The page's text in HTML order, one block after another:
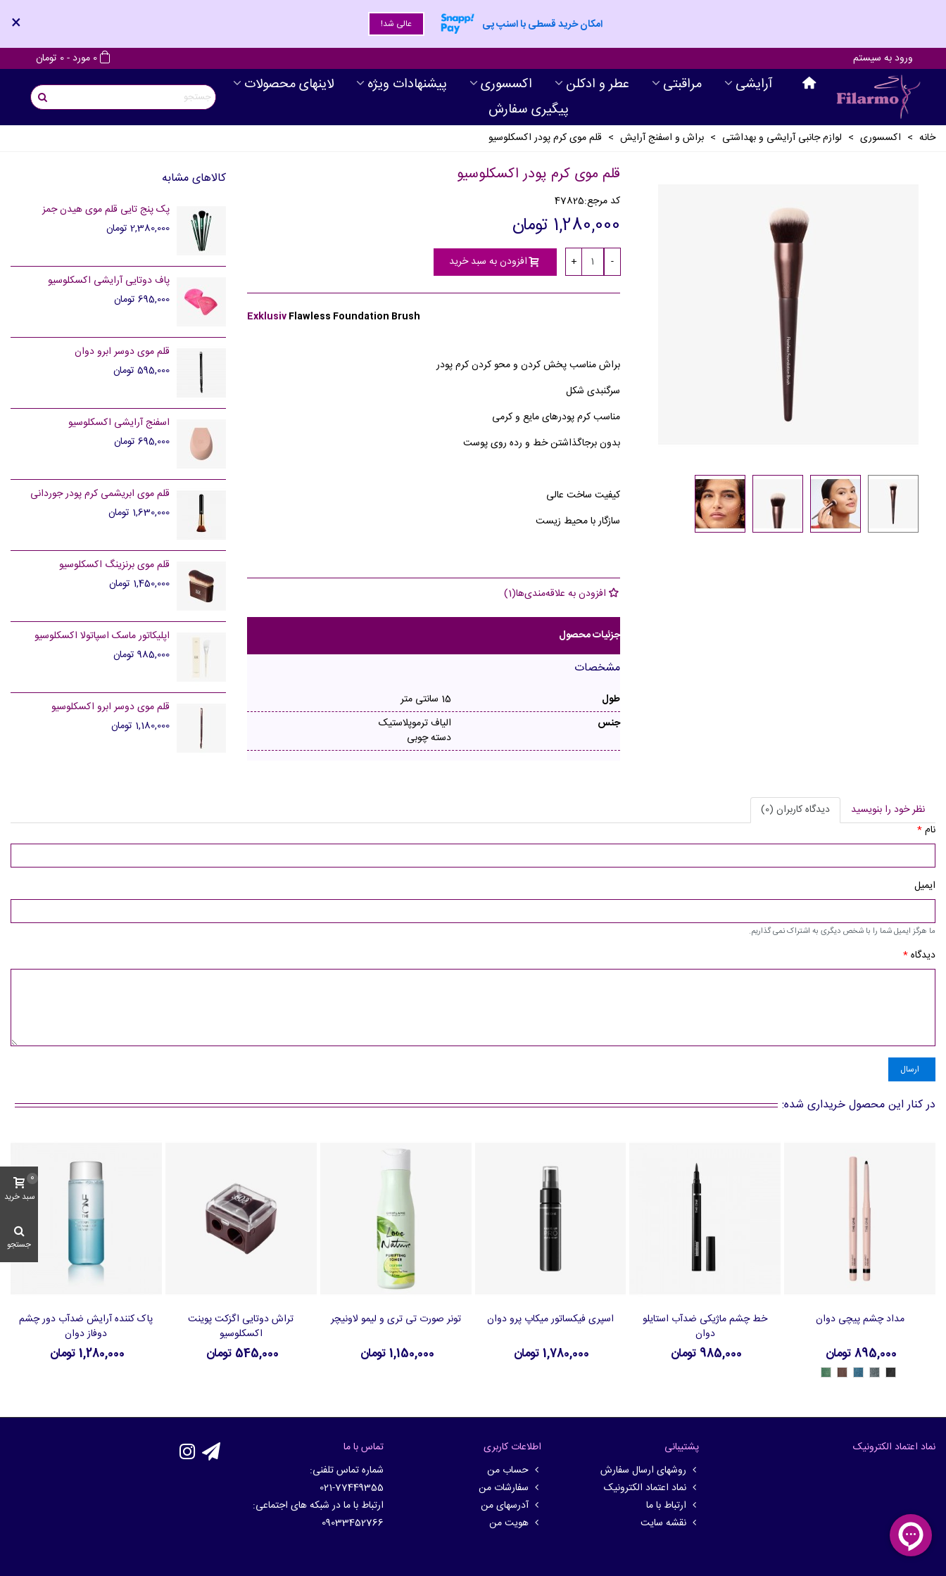
امکان خرید قسطی با اسنپ پی عالی شد! ×
ورود به سیستم 0 مورد-0 تومان
آرايشی مراقبتی عطر و ادکلن اکسسوری پیشنهادات ویژه
لاینهای محصولات
پیگیری سفارش
خانه > اکسسوری > لوازم جانبی آرايشی و بهداشتی > براش و اسفنج آرایش > قلم موی کرم پودر اکسکلوسیو
قلم موی کرم پودر اکسکلوسیو
کد مرجع:47825
1,280,000 تومان
-
+ افزودن به سبد خرید
ExklusivFlawless Foundation Brush
براش مناسب پخش کردن و محو کردن کرم پودر
سرگنبدی شکل
مناسب کرم پودرهای مایع و کرمی
بدون برجاگذاشتن خط و رده روی پوست
کیفیت ساخت عالی
سازگار با محیط زیست
افزودن به علاقه‌مندی‌ها(
1
)
جزئیات محصول
مشخصات
طول
15 سانتی متر
جنس
الیاف ترموپلاستیک
دسته چوبی
کالاهای مشابه
پک پنج تایی قلم موی هیدن جمز
2,380,000 تومان
پاف دوتایی آرایشی اکسکلوسیو
695,000 تومان
قلم موی دوسر ابرو دوان
595,000 تومان
اسفنج آرایشی اکسکلوسیو
695,000 تومان
قلم موی ابریشمی کرم پودر جوردانی
1,630,000 تومان
قلم موی برنزینگ اکسکلوسیو
1,450,000 تومان
اپلیکاتور ماسک اسپاتولا اکسکلوسیو
985,000 تومان
قلم موی دوسر ابرو اکسکلوسیو
1,180,000 تومان
نظر خود را بنویسید
دیدگاه کاربران (0)
نام*
ایمیل
ما هرگز ایمیل شما را با شخص دیگری به اشتراک نمی گذاریم.
دیدگاه*
ارسال
در کنار این محصول خریداری شده:
افزودن به سبد خرید
مداد چشم پیچی دوان
895,000 تومان
47704
-
47705
-
47706
-
47707
-
47708
-
افزودن به سبد خرید
خط چشم ماژیکی ضدآب استایلو
دوان
985,000 تومان
افزودن به سبد خرید
اسپری فیکساتور میکاپ پرو دوان
1,780,000 تومان
افزودن به سبد خرید
تونر صورت تی تری و لیمو لاونیچر
1,150,000 تومان
افزودن به سبد خرید
تراش دوتایی اگزکت پوینت
اکسکلوسیو
545,000 تومان
افزودن به سبد خرید
پاک کننده آرایش ضدآب دور چشم
دوفاز دوان
1,280,000 تومان
نماد اعتماد الکترونیک
پشتیبانی
روشهای ارسال سفارش
نماد اعتماد الکترونیک
ارتباط با ما
نقشه سایت
اطلاعات کاربری
حساب من
سفارشات من
آدرسهای من
هویت من
تماس با ما
شماره تماس تلفنی:
021-77449355
ارتباط با ما در شبکه های اجتماعی:
09033452766
سبد خرید
0
جستجو